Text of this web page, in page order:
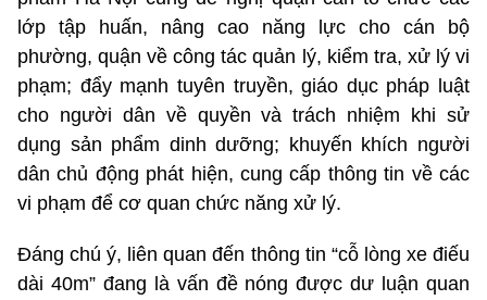
lớp tập huấn, nâng cao năng lực cho cán bộ
phường, quận về công tác quản lý, kiểm tra, xử lý vi
phạm; đẩy mạnh tuyên truyền, giáo dục pháp luật
cho người dân về quyền và trách nhiệm khi sử
dụng sản phẩm dinh dưỡng; khuyến khích người
dân chủ động phát hiện, cung cấp thông tin về các
vi phạm để cơ quan chức năng xử lý.
Đáng chú ý, liên quan đến thông tin “cỗ lòng xe điếu
dài 40m” đang là vấn đề nóng được dư luận quan